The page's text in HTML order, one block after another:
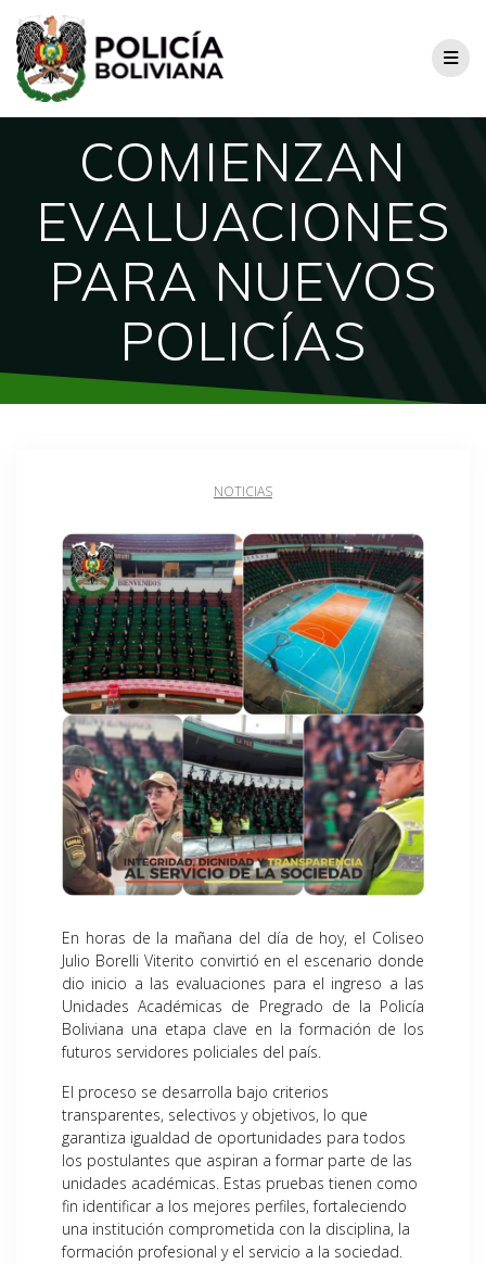
COMIENZAN
EVALUACIONES
PARA NUEVOS
POLICÍAS
NOTICIAS
En horas de la mañana del día de hoy, el Coliseo
Julio Borelli Viterito convirtió en el escenario donde
dio inicio a las evaluaciones para el ingreso a las
Unidades Académicas de Pregrado de la Policía
Boliviana una etapa clave en la formación de los
futuros servidores policiales del país.
El proceso se desarrolla bajo criterios
transparentes, selectivos y objetivos, lo que
garantiza igualdad de oportunidades para todos
los postulantes que aspiran a formar parte de las
unidades académicas. Estas pruebas tienen como
fin identificar a los mejores perfiles, fortaleciendo
una institución comprometida con la disciplina, la
formación profesional y el servicio a la sociedad.